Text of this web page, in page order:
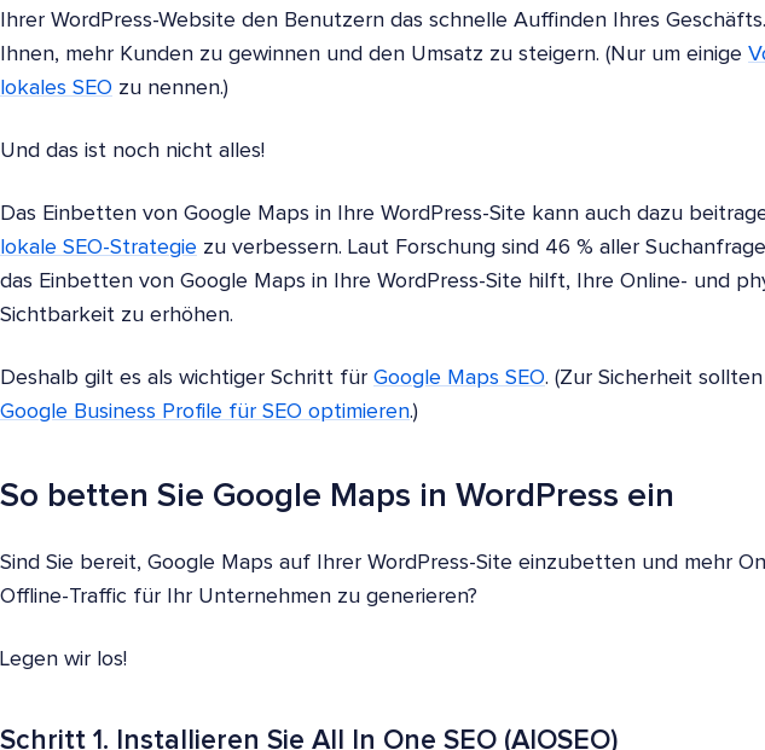
Ihrer WordPress-Website den Benutzern das schnelle Auffinden Ihres
Ihnen, mehr Kunden zu gewinnen und den Umsatz zu steigern. (Nur um einige
lokales SEO zu nennen.)
Und das ist noch nicht alles!
Das Einbetten von Google Maps in Ihre WordPress-Site kann auch dazu
lokale SEO-Strategie zu verbessern. Laut Forschung sind 46 % aller
das Einbetten von Google Maps in Ihre WordPress-Site hilft, Ihre Online- und
Sichtbarkeit zu erhöhen.
Deshalb gilt es als wichtiger Schritt für Google Maps SEO. (Zur Sicherheit
Google Business Profile für SEO optimieren.)
So betten Sie Google Maps in WordPress ein
Sind Sie bereit, Google Maps auf Ihrer WordPress-Site einzubetten und mehr
Offline-Traffic für Ihr Unternehmen zu generieren?
Legen wir los!
Schritt 1. Installieren Sie All In One SEO (AIOSEO)